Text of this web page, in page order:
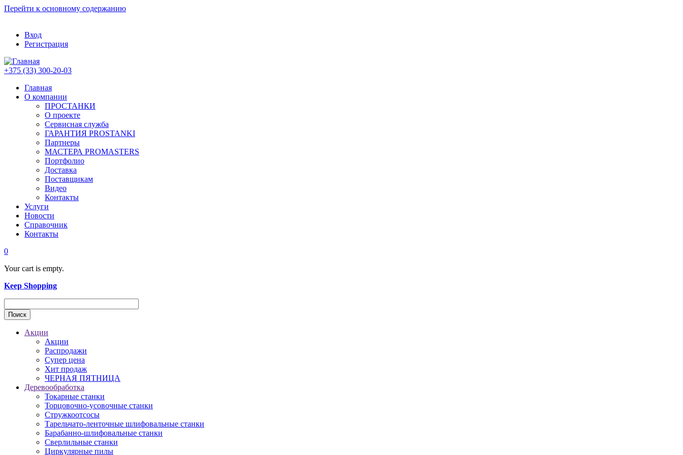
Перейти к основному содержанию
Вход
Регистрация
+375 (33) 300-20-03
Главная
О компании
ПРОСТАНКИ
О проекте
Сервисная служба
ГАРАНТИЯ PROSTANKI
Партнеры
МАСТЕРА PROMASTERS
Портфолио
Доставка
Поставщикам
Видео
Контакты
Услуги
Новости
Справочник
Контакты
0
Your cart is empty.
Keep Shopping
Акции
Акции
Распродажи
Супер цена
Хит продаж
ЧЕРНАЯ ПЯТНИЦА
Деревообработка
Токарные станки
Торцовочно-усовочные станки
Стружкоотсосы
Тарельчато-ленточные шлифовальные станки
Барабанно-шлифовальные станки
Сверлильные станки
Циркулярные пилы